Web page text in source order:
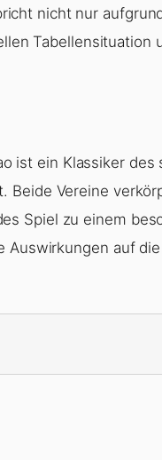
nicht nur
Tabellensituation
ist ein Klassiker des
Beide Vereine
Spiel zu einem
Auswirkungen auf